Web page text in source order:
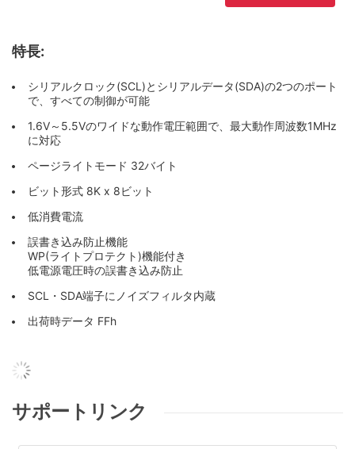
特長:
シリアルクロック(SCL)とシリアルデータ(SDA)の2つのポート
で、すべての制御が可能
1.6V～5.5Vのワイドな動作電圧範囲で、最大動作周波数1MHz
に対応
ページライトモード 32バイト
ビット形式 8K x 8ビット
低消費電流
誤書き込み防止機能
WP(ライトプロテクト)機能付き
低電源電圧時の誤書き込み防止
SCL・SDA端子にノイズフィルタ内蔵
出荷時データ FFh
サポートリンク